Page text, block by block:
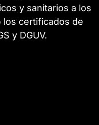
y sanitarios a los
los certificados de
y DGUV.